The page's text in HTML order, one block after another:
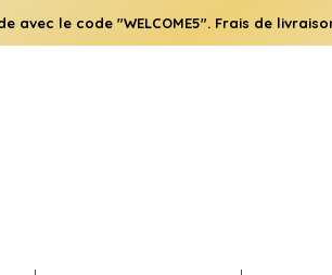
avec le code "WELCOME5". Frais de